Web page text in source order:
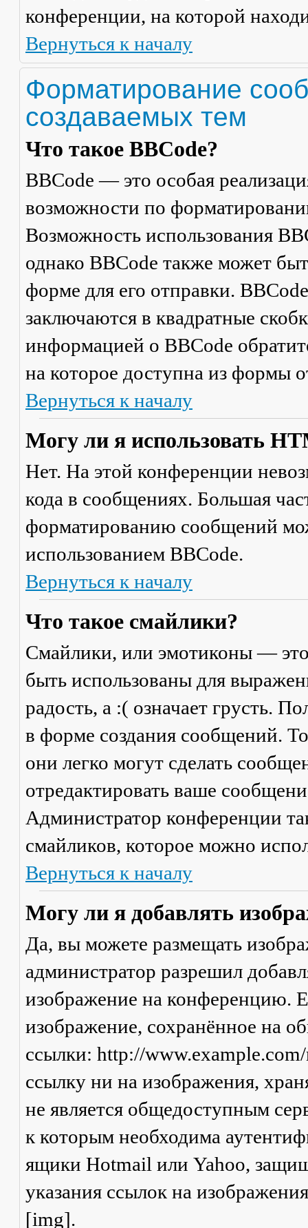
конференции, на которой
Вернуться к началу
Форматирование
создаваемых тем
Что такое BBCode?
BBCode — это особая
возможности по
Возможность использования
однако BBCode также может
форме для его отправки.
заключаются в квадратные
информацией о BBCode
на которое доступна из формы
Вернуться к началу
Могу ли я использовать
Нет. На этой конференции
кода в сообщениях. Большая
форматированию сообщений
использованием BBCode.
Вернуться к началу
Что такое смайлики?
Смайлики, или эмотиконы —
быть использованы для
радость, а :( означает грусть.
в форме создания сообщений.
они легко могут сделать
отредактировать ваше
Администратор конференции
смайликов, которое можно
Вернуться к началу
Могу ли я добавлять
Да, вы можете размещать
администратор разрешил
изображение на конференцию.
изображение, сохранённое на
ссылки: http://
ссылку ни на изображения,
не является общедоступным
к которым необходима
ящики Hotmail или Yahoo,
указания ссылок на
[img].